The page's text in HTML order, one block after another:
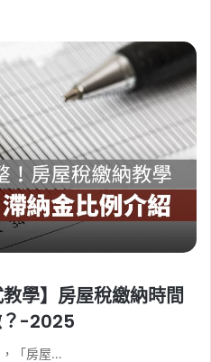
教學】房屋稅繳納時間
？-2025
「房屋…